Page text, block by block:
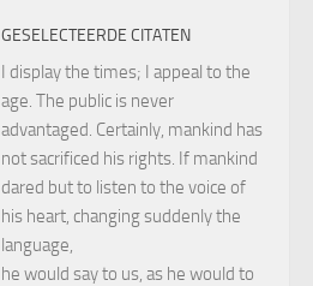
GESELECTEERDE CITATEN
I display the times; I appeal to the
age. The public is never
advantaged. Certainly, mankind has
not sacrificed his rights. If mankind
dared but to listen to the voice of
his heart, changing suddenly the
language,
he would say to us, as he would to